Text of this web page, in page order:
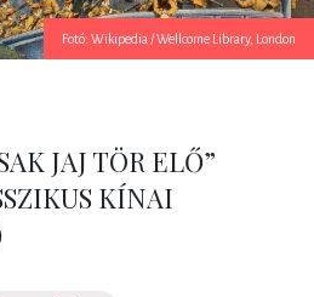
Fotó: Wikipedia / Wellcome Library, London
JAJ TÖR ELŐ”
KÍNAI